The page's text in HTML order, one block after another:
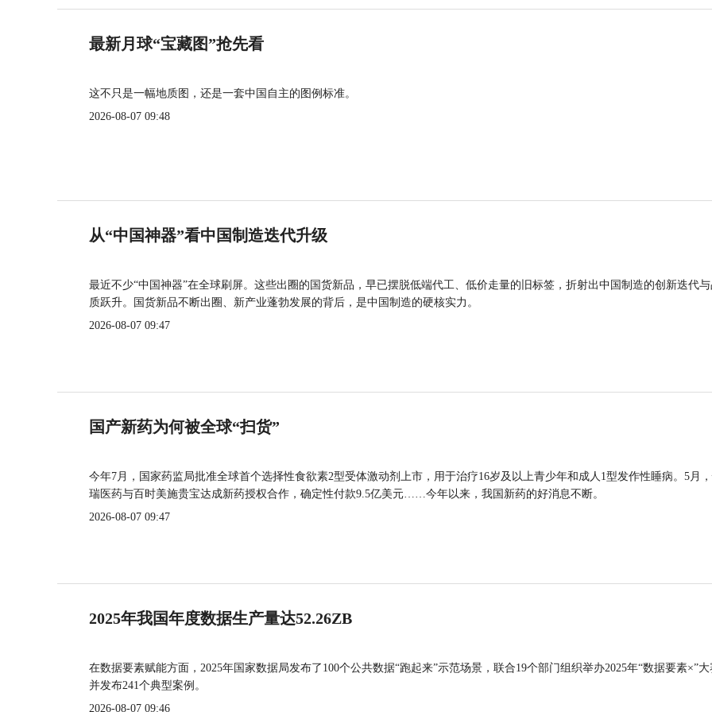
最新月球“宝藏图”抢先看
这不只是一幅地质图，还是一套中国自主的图例标准。
2026-08-07 09:48
从“中国神器”看中国制造迭代升级
最近不少“中国神器”在全球刷屏。这些出圈的国货新品，早已摆脱低端代工、低价走量的旧标签，折射出中国制造的创新迭代
质跃升。国货新品不断出圈、新产业蓬勃发展的背后，是中国制造的硬核实力。
2026-08-07 09:47
国产新药为何被全球“扫货”
今年7月，国家药监局批准全球首个选择性食欲素2型受体激动剂上市，用于治疗16岁及以上青少年和成人1型发作性睡病。5月
瑞医药与百时美施贵宝达成新药授权合作，确定性付款9.5亿美元……今年以来，我国新药的好消息不断。
2026-08-07 09:47
2025年我国年度数据生产量达52.26ZB
在数据要素赋能方面，2025年国家数据局发布了100个公共数据“跑起来”示范场景，联合19个部门组织举办2025年“数据要素×”大
并发布241个典型案例。
2026-08-07 09:46